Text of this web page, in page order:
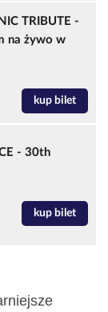
TRIBUTE -
na żywo w
kup bilet
- 30th
kup bilet